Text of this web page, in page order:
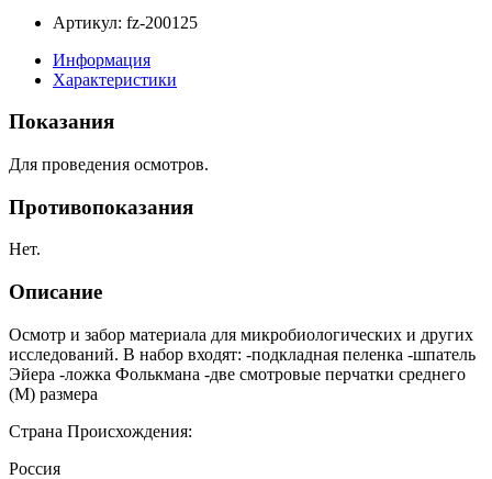
Артикул: fz-200125
Информация
Характеристики
Показания
Для проведения осмотров.
Противопоказания
Нет.
Описание
Осмотр и забор материала для микробиологических и других
исследований. В набор входят: -подкладная пеленка -шпатель
Эйера -ложка Фолькмана -две смотровые перчатки среднего
(М) размера
Страна Происхождения:
Россия